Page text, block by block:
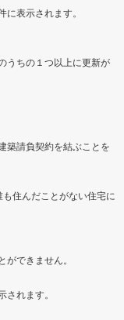
表示されます。
うちの１つ以上に更新が
築請負契約を結ぶことを
住んだことがない住宅に
できません。
れます。